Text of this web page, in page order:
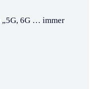
„5G, 6G … immer